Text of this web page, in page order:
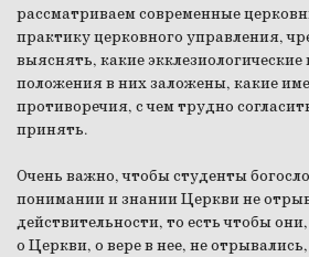
рассматриваем современные
практику церковного управления,
выяснять, какие
положения в них заложены, какие
противоречия, с чем трудно
принять.
Очень важно, чтобы студенты
понимании и знании Церкви не
действительности, то есть чтобы
о Церкви, о вере в нее, не